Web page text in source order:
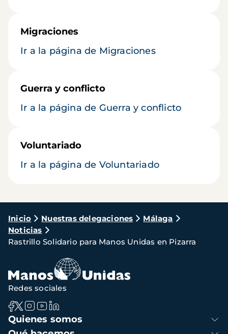
Migraciones
Ir a la página de Migraciones
Guerra y conflicto
Ir a la página de Guerra y conflicto
Voluntariado
Ir a la página de Voluntariado
Ruta
de
navegación
Inicio Nuestras delegaciones
Málaga
Noticias
Rastrillo Solidario para Manos Unidas en Pizarra
Navegación
principal
Quienes somos
Redes sociales